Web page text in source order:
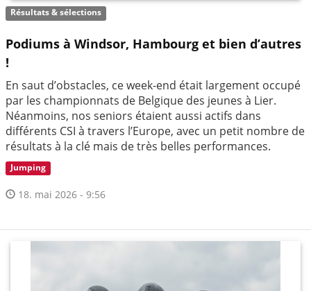
Résultats & sélections
Podiums à Windsor, Hambourg et bien d’autres
!
En saut d’obstacles, ce week-end était largement occupé
par les championnats de Belgique des jeunes à Lier.
Néanmoins, nos seniors étaient aussi actifs dans
différents CSI à travers l’Europe, avec un petit nombre de
résultats à la clé mais de très belles performances.
Jumping
18. mai 2026 - 9:56